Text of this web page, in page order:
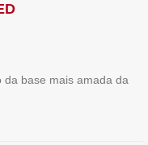
base mais amada da